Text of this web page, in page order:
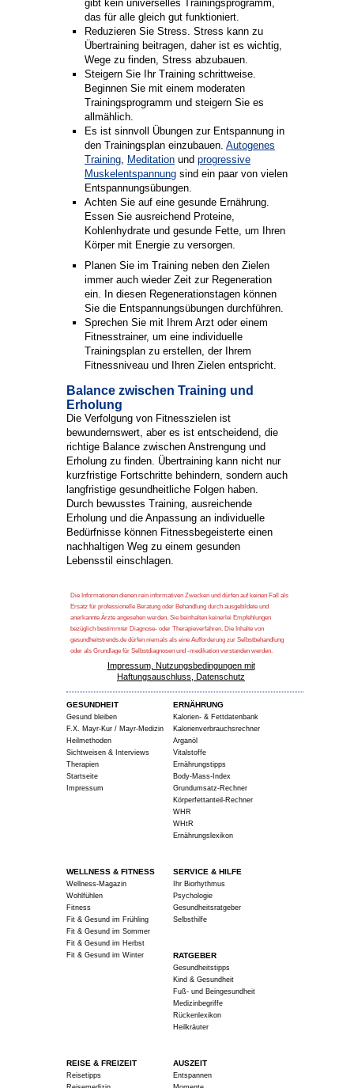
gibt kein universelles Trainingsprogramm,
das für alle gleich gut funktioniert.
Reduzieren Sie Stress. Stress kann zu
Übertraining beitragen, daher ist es wichtig,
Wege zu finden, Stress abzubauen.
Steigern Sie Ihr Training schrittweise.
Beginnen Sie mit einem moderaten
Trainingsprogramm und steigern Sie es
allmählich.
Es ist sinnvoll Übungen zur Entspannung in
den Trainingsplan einzubauen. Autogenes
Training, Meditation und progressive
Muskelentspannung sind ein paar von vielen
Entspannungsübungen.
Achten Sie auf eine gesunde Ernährung.
Essen Sie ausreichend Proteine,
Kohlenhydrate und gesunde Fette, um Ihren
Körper mit Energie zu versorgen.
Planen Sie im Training neben den Zielen
immer auch wieder Zeit zur Regeneration
ein. In diesen Regenerationstagen können
Sie die Entspannungsübungen durchführen.
Sprechen Sie mit Ihrem Arzt oder einem
Fitnesstrainer, um eine individuelle
Trainingsplan zu erstellen, der Ihrem
Fitnessniveau und Ihren Zielen entspricht.
Balance zwischen Training und
Erholung
Die Verfolgung von Fitnesszielen ist
bewundernswert, aber es ist entscheidend, die
richtige Balance zwischen Anstrengung und
Erholung zu finden. Übertraining kann nicht nur
kurzfristige Fortschritte behindern, sondern auch
langfristige gesundheitliche Folgen haben.
Durch bewusstes Training, ausreichende
Erholung und die Anpassung an individuelle
Bedürfnisse können Fitnessbegeisterte einen
nachhaltigen Weg zu einem gesunden
Lebensstil einschlagen.
Die Informationen dienen rein informativen Zwecken und dürfen auf keinen Fall als
Ersatz für professionelle Beratung oder Behandlung durch ausgebildete und
anerkannte Ärzte angesehen werden. Sie beinhalten keinerlei Empfehlungen
bezüglich bestimmter Diagnose- oder Therapieverfahren. Die Inhalte von
gesundheitstrends.de dürfen niemals als eine Aufforderung zur Selbstbehandlung
oder als Grundlage für Selbstdiagnosen und -medikation verstanden werden.
Impressum, Nutzungsbedingungen mit
Haftungsauschluss, Datenschutz
GESUNDHEIT
Gesund bleiben
F.X. Mayr-Kur / Mayr-Medizin
Heilmethoden
Sichtweisen & Interviews
Therapien
Startseite
Impressum
ERNÄHRUNG
Kalorien- & Fettdatenbank
Kalorienverbrauchsrechner
Arganöl
Vitalstoffe
Ernährungstipps
Body-Mass-Index
Grundumsatz-Rechner
Körperfettanteil-Rechner
WHR
WHtR
Ernährungslexikon
WELLNESS & FITNESS
Wellness-Magazin
Wohlfühlen
Fitness
Fit & Gesund im Frühling
Fit & Gesund im Sommer
Fit & Gesund im Herbst
Fit & Gesund im Winter
SERVICE & HILFE
Ihr Biorhythmus
Psychologie
Gesundheitsratgeber
Selbsthilfe
RATGEBER
Gesundheitstipps
Kind & Gesundheit
Fuß- und Beingesundheit
Medizinbegriffe
Rückenlexikon
Heilkräuter
REISE & FREIZEIT
Reisetipps
AUSZEIT
Entspannen